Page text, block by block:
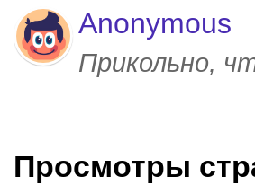
Anonymous
Прикольно,
Просмотры